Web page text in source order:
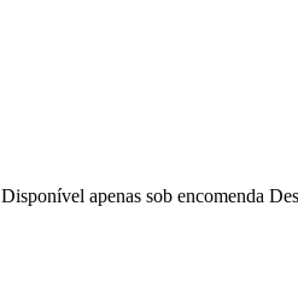
Disponível apenas sob encomenda